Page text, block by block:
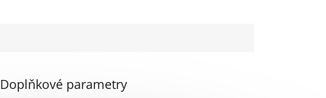
Doplňkové parametry